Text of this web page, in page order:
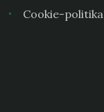
Cookie-politika